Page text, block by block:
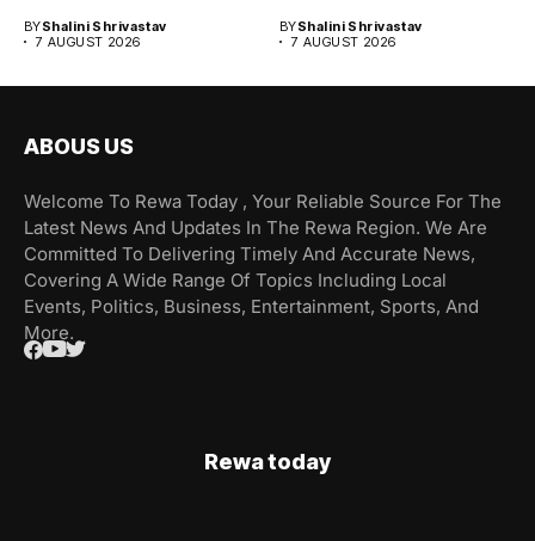
BYShalini Shrivastav
7 AUGUST 2026
BYShalini Shrivastav
7 AUGUST 2026
ABOUS US
Welcome To Rewa Today , Your Reliable Source For The
Latest News And Updates In The Rewa Region. We Are
Committed To Delivering Timely And Accurate News,
Covering A Wide Range Of Topics Including Local
Events, Politics, Business, Entertainment, Sports, And
More.
Rewa today